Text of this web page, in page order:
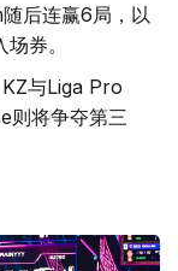
后连赢6局，以
券。
与Liga Pro
则将争夺第三